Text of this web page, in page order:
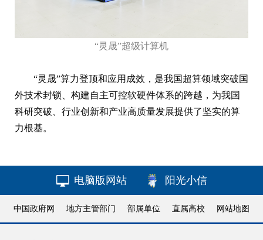
“灵晟”超级计算机
“灵晟”算力登顶和应用成效，是我国超算领域突破国
外技术封锁、构建自主可控软硬件体系的跨越，为我国
科研突破、行业创新和产业高质量发展提供了坚实的算
力根基。
电脑版网站 阳光小信
中国政府网 地方主管部门 部属单位 直属高校 网站地图